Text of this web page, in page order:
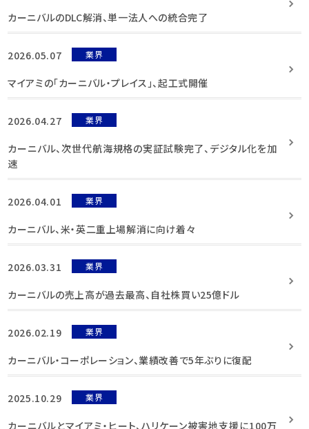
カーニバルのDLC解消、単一法人への統合完了
2026.05.07 業界
マイアミの「カーニバル・プレイス」、起工式開催
2026.04.27 業界
カーニバル、次世代航海規格の実証試験完了、デジタル化を加
速
2026.04.01 業界
カーニバル、米・英二重上場解消に向け着々
2026.03.31 業界
カーニバルの売上高が過去最高、自社株買い25億ドル
2026.02.19 業界
カーニバル・コーポレーション、業績改善で5年ぶりに復配
2025.10.29 業界
カーニバルとマイアミ・ヒート、ハリケーン被害地支援に100万